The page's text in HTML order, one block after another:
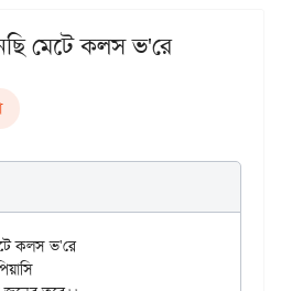
মেটে কলস ভ'রে
কলস ভ'রে